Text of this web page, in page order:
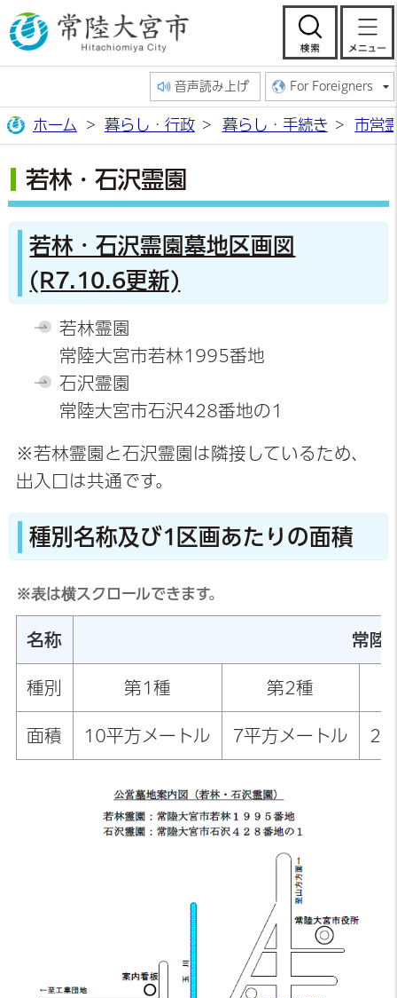
常陸大宮市公
検
音声読み上げ For Foreigners
ホーム 暮らし・行政 暮らし・手続き 市営
若林・石沢霊園
若林・石沢霊園墓地区画図
(R7.10.6更新)
若林霊園
常陸大宮市若林1995番地
石沢霊園
常陸大宮市石沢428番地の1
※若林霊園と石沢霊園は隣接しているため、
出入口は共通です。
種別名称及び1区画あたりの面積
※表は横スクロールできます。
名称 常陸
種別 第1種 第2種
面積 10平方メートル 7平方メートル 20